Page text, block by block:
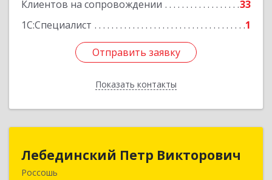
Клиентов на сопровождении
33
1С:Специалист
1
Отправить заявку
Показать контакты
Отправить заявку
Назад
Лебединский Петр Викторович
Россошь
Лебединский Петр Викторович
396650, Воронежская обл., г. Россошь, пер.